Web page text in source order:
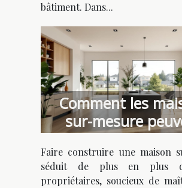
bâtiment. Dans...
Comment les
sur-mesure
optimiser votre
Faire construire une maison
séduit de plus en plus
propriétaires, soucieux de